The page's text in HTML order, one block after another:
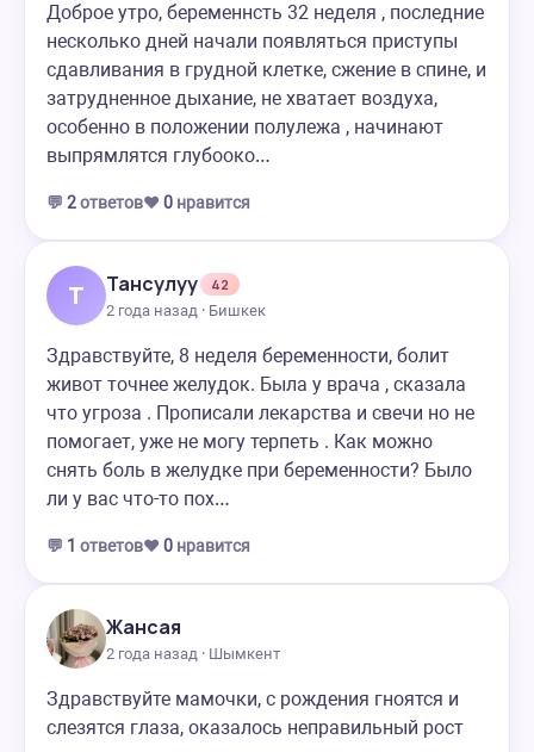
Доброе утро, беременнсть 32 неделя , последние
несколько дней начали появляться приступы
сдавливания в грудной клетке, сжение в спине, и
затрудненное дыхание, не хватает воздуха,
особенно в положении полулежа , начинают
выпрямлятся глубооко…
💬 2ответов❤️ 0 нравится
Т Тансулуу
42
2 года назад · Бишкек
Здравствуйте, 8 неделя беременности, болит
живот точнее желудок. Была у врача , сказала
что угроза . Прописали лекарства и свечи но не
помогает, уже не могу терпеть . Как можно
снять боль в желудке при беременности? Было
ли у вас что-то пох…
💬 1 ответов❤️ 0 нравится
Жансая
2 года назад · Шымкент
Здравствуйте мамочки, с рождения гноятся и
слезятся глаза, оказалось неправильный рост